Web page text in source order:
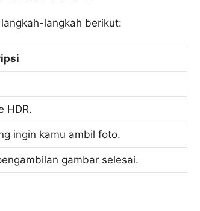
langkah berikut:
HDR.
ingin kamu ambil foto.
gambar selesai.